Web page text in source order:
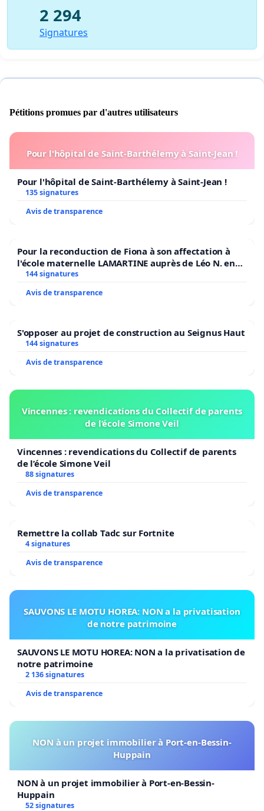
2 294
Signatures
Pétitions promues par d'autres utilisateurs
Pour l'hôpital de Saint-Barthélemy à Saint-Jean !
Pour l'hôpital de Saint-Barthélemy à Saint-Jean !
135 signatures
Avis de transparence
Pour la reconduction de Fiona à son affectation à
l'école maternelle LAMARTINE auprès de Léo N. en
2026/2027
144 signatures
Avis de transparence
S'opposer au projet de construction au Seignus Haut
144 signatures
Avis de transparence
Vincennes : revendications du Collectif de parents
de l’école Simone Veil
Vincennes : revendications du Collectif de parents
de l’école Simone Veil
88 signatures
Avis de transparence
Remettre la collab Tadc sur Fortnite
4 signatures
Avis de transparence
SAUVONS LE MOTU HOREA: NON a la privatisation
de notre patrimoine
SAUVONS LE MOTU HOREA: NON a la privatisation de
notre patrimoine
2 136 signatures
Avis de transparence
NON à un projet immobilier à Port-en-Bessin-
Huppain
NON à un projet immobilier à Port-en-Bessin-
Huppain
52 signatures